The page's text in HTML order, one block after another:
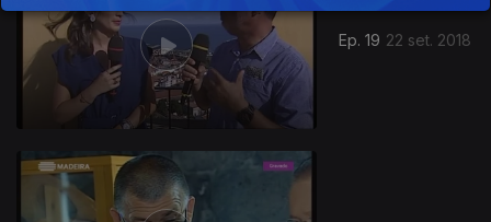
Ep. 19 22 set. 2018